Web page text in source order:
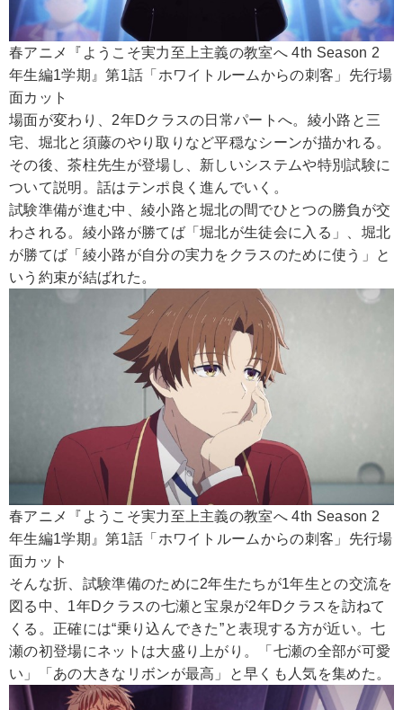
春アニメ『ようこそ実力至上主義の教室へ 4th Season 2
年生編1学期』第1話「ホワイトルームからの刺客」先行場
面カット
場面が変わり、2年Dクラスの日常パートへ。綾小路と三
宅、堀北と須藤のやり取りなど平穏なシーンが描かれる。
その後、茶柱先生が登場し、新しいシステムや特別試験に
ついて説明。話はテンポ良く進んでいく。
試験準備が進む中、綾小路と堀北の間でひとつの勝負が交
わされる。綾小路が勝てば「堀北が生徒会に入る」、堀北
が勝てば「綾小路が自分の実力をクラスのために使う」と
いう約束が結ばれた。
春アニメ『ようこそ実力至上主義の教室へ 4th Season 2
年生編1学期』第1話「ホワイトルームからの刺客」先行場
面カット
そんな折、試験準備のために2年生たちが1年生との交流を
図る中、1年Dクラスの七瀬と宝泉が2年Dクラスを訪ねて
くる。正確には“乗り込んできた”と表現する方が近い。七
瀬の初登場にネットは大盛り上がり。「七瀬の全部が可愛
い」「あの大きなリボンが最高」と早くも人気を集めた。